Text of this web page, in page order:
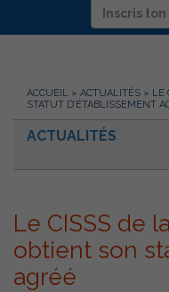
ACCUEIL » ACTUALITÉS » LE
STATUT D’ÉTABLISSEMENT
ACTUALITÉS
Le CISSS de
obtient son
agréé